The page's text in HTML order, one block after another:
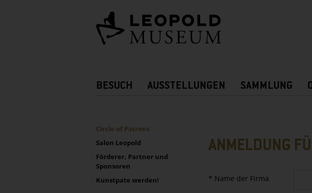
Hauptnavigation
BESUCH AUSSTELLUNGEN SAMMLUNG
Sidebar
UNTERNAVIGATION
Circle of Patrons
Salon Leopold
Förderer, Partner und
Sponsoren
Kunstpate werden!
ANMELDUNG
* Name der Firma